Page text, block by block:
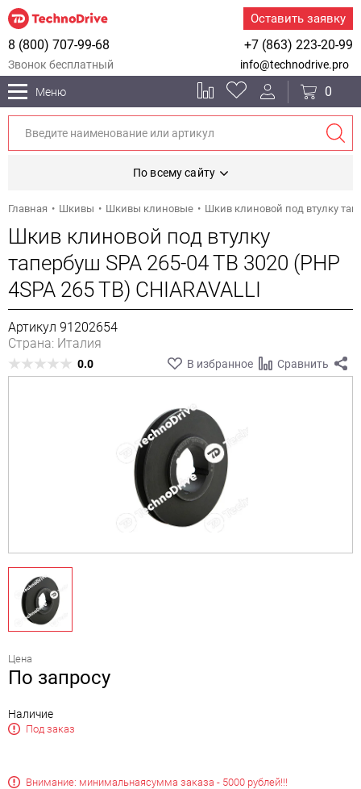
Оставить заявку
+7 (863) 223-20-99
8 (800) 707-99-68
Звонок бесплатный info@technodrive.pro
Меню 0
По всему сайту
Главная Шкивы Шкивы клиновые Шкив клиновой под втулку
Шкив клиновой под втулку
тапербуш SPA 265-04 TB 3020 (PHP
4SPA 265 TB) CHIARAVALLI
Артикул 91202654
Страна: Италия
0.0 В избранное Сравнить
Цена
По запросу
Наличие
Под заказ
Внимание: минимальнаясумма заказа - 5000 рублей!!!